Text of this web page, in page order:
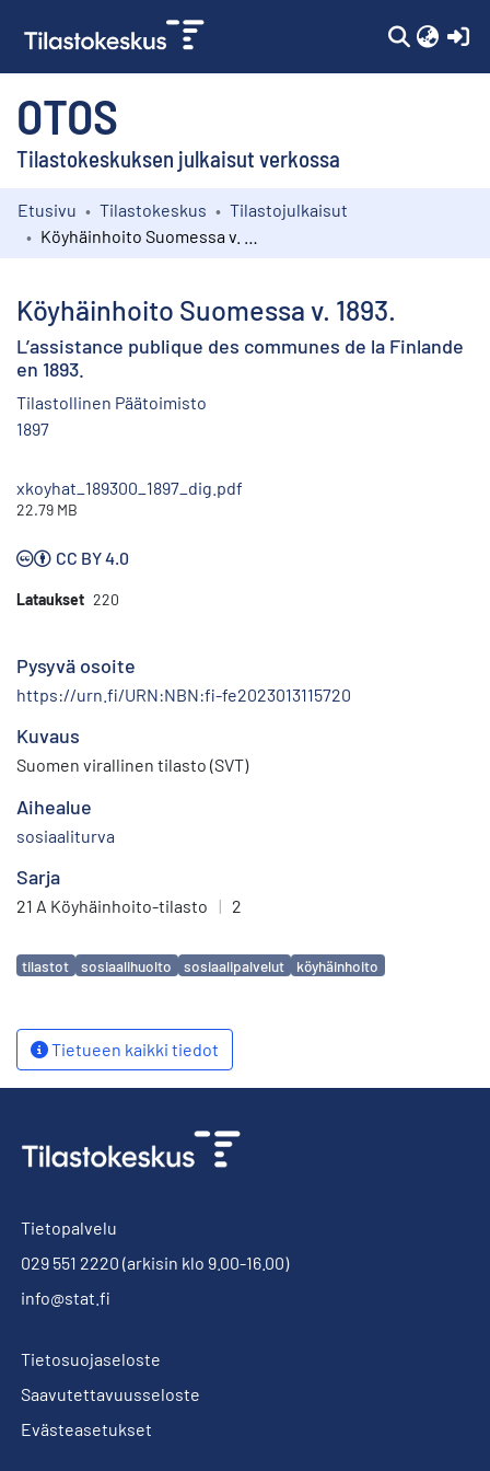
OTOS
Tilastokeskuksen julkaisut verkossa
Kokoelmat
Etusivu Tilastokeskus
Tilastojulkaisut
Köyhäinhoito Suomessa v. 1893.
L’assistance publique des communes de la Finlande
en 1893.
Tilastollinen Päätoimisto
1897
xkoyhat_189300_1897_dig.pdf
22.79 MB
CC BY 4.0
Lataukset 220
Pysyvä osoite
https://urn.fi/URN:NBN:fi-fe2023013115720
Kuvaus
Suomen virallinen tilasto (SVT)
Aihealue
sosiaaliturva
Sarja
21 A Köyhäinhoito-tilasto | 2
Avainsanat
tilastot sosiaalihuolto sosiaalipalvelut köyhäinhoito
Tietueen kaikki tiedot
Tietopalvelu
029 551 2220 (arkisin klo 9.00-16.00)
info@stat.fi
Tietosuojaseloste
Saavutettavuusseloste
Evästeasetukset